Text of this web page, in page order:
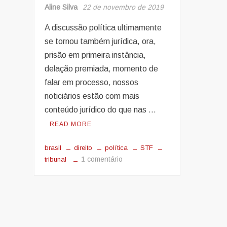
Aline Silva 22 de novembro de 2019
A discussão política ultimamente
se tornou também jurídica, ora,
prisão em primeira instância,
delação premiada, momento de
falar em processo, nossos
noticiários estão com mais
conteúdo jurídico do que nas …
READ MORE
brasil direito política
STF
tribunal
1 comentário